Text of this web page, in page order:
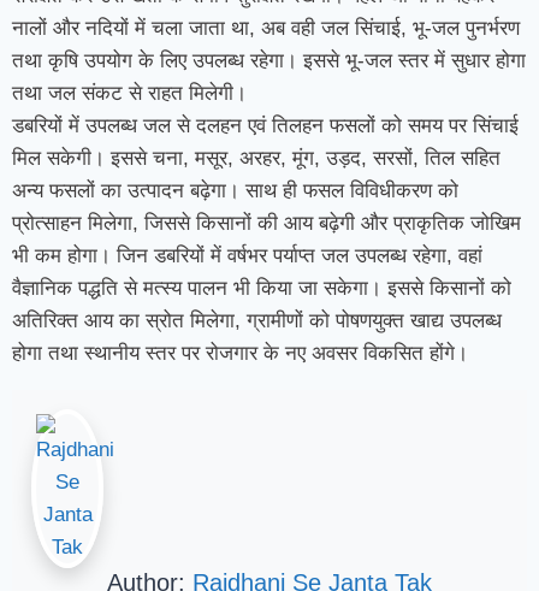
नालों और नदियों में चला जाता था, अब वही जल सिंचाई, भू-जल पुनर्भरण
तथा कृषि उपयोग के लिए उपलब्ध रहेगा। इससे भू-जल स्तर में सुधार होगा
तथा जल संकट से राहत मिलेगी।
डबरियों में उपलब्ध जल से दलहन एवं तिलहन फसलों को समय पर सिंचाई
मिल सकेगी। इससे चना, मसूर, अरहर, मूंग, उड़द, सरसों, तिल सहित
अन्य फसलों का उत्पादन बढ़ेगा। साथ ही फसल विविधीकरण को
प्रोत्साहन मिलेगा, जिससे किसानों की आय बढ़ेगी और प्राकृतिक जोखिम
भी कम होगा। जिन डबरियों में वर्षभर पर्याप्त जल उपलब्ध रहेगा, वहां
वैज्ञानिक पद्धति से मत्स्य पालन भी किया जा सकेगा। इससे किसानों को
अतिरिक्त आय का स्रोत मिलेगा, ग्रामीणों को पोषणयुक्त खाद्य उपलब्ध
होगा तथा स्थानीय स्तर पर रोजगार के नए अवसर विकसित होंगे।
Author: Rajdhani Se Janta Tak